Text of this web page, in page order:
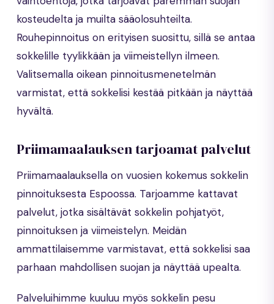
kosteudelta ja muilta sääolosuhteilta.
Rouhepinnoitus on erityisen suosittu, sillä se antaa
sokkelille tyylikkään ja viimeistellyn ilmeen.
Valitsemalla oikean pinnoitusmenetelmän
varmistat, että sokkelisi kestää pitkään ja näyttää
hyvältä.
Priimamaalauksen tarjoamat palvelut
Priimamaalauksella on vuosien kokemus sokkelin
pinnoituksesta Espoossa. Tarjoamme kattavat
palvelut, jotka sisältävät sokkelin pohjatyöt,
pinnoituksen ja viimeistelyn. Meidän
ammattilaisemme varmistavat, että sokkelisi saa
parhaan mahdollisen suojan ja näyttää upealta.
Palveluihimme kuuluu myös sokkelin pesu